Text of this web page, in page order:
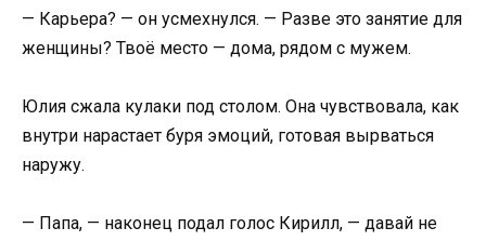
— Карьера? — он усмехнулся. — Разве это занятие для
женщины? Твоё место — дома, рядом с мужем.
Юлия сжала кулаки под столом. Она чувствовала, как
внутри нарастает буря эмоций, готовая вырваться
наружу.
— Папа, — наконец подал голос Кирилл, — давай не